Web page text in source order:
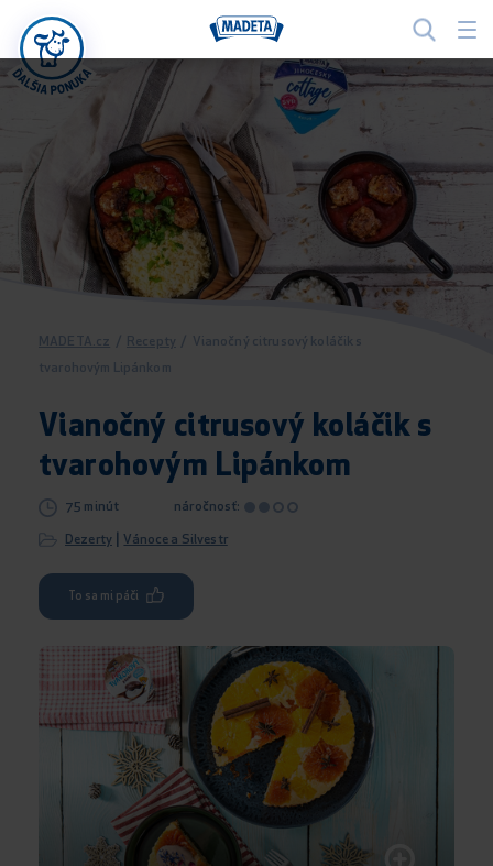
MADETA.cz / Recepty /
Vianočný citrusový koláčik s
tvarohovým Lipánkom
Vianočný citrusový koláčik s
tvarohovým Lipánkom
75 minút náročnosť:
Dezerty|Vánoce a Silvestr
To sa mi páči